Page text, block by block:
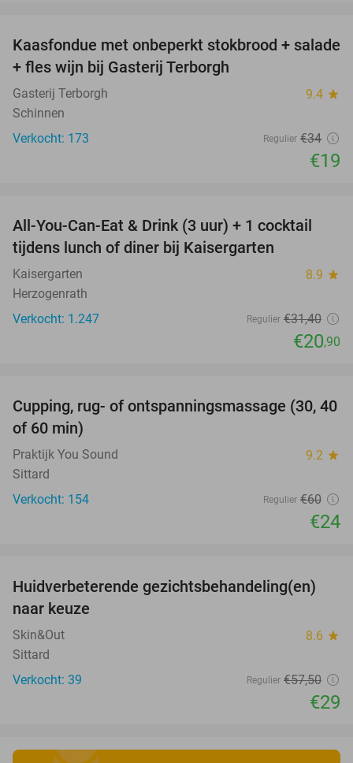
44%
Kaasfondue met onbeperkt stokbrood + salade
+ fles wijn bij Gasterij Terborgh
Gasterij Terborgh 9.4 star
Schinnen
Verkocht: 173
Regulier €34
€19
33%
All-You-Can-Eat & Drink (3 uur) + 1 cocktail
tijdens lunch of diner bij Kaisergarten
Kaisergarten 8.9 star
Herzogenrath
Verkocht: 1.247
Regulier €31,40
€20,90
60%
Cupping, rug- of ontspanningsmassage (30, 40
of 60 min)
Praktijk You Sound 9.2 star
Sittard
Verkocht: 154
Regulier €60
€24
50%
Huidverbeterende gezichtsbehandeling(en)
naar keuze
Skin&Out 8.6 star
Sittard
Verkocht: 39
Regulier €57,50
€29